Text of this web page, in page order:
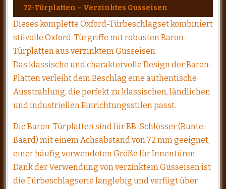
72-Türplatten – Verzinktes Gusseisen
Dieses komplette Oxford-Türbeschlagset kombiniert
stilvolle Oxford-Türgriffe mit robusten Baron-
Türplatten aus verzinktem Gusseisen.
Das klassische und charaktervolle Design der Baron-
Platten verleiht dem Beschlag eine authentische
Ausstrahlung, die perfekt zu klassischen, ländlichen
und industriellen Einrichtungsstilen passt.
Die Baron-Türplatten sind für BB-Schlösser (Bunte-
Baard) mit einem Achsabstand von 72 mm geeignet,
einer häufig verwendeten Größe für Innentüren.
Dank der Verwendung von verzinktem Gusseisen ist
die Türbeschlagserie langlebig und verfügt über